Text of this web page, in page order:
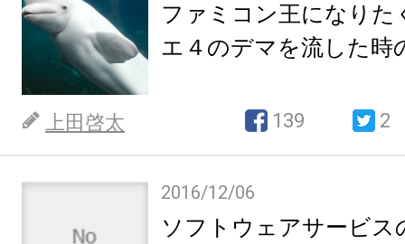
ファミコン王になりた
エ４のデマを流した時
上田啓太 139 2
2016/12/06
ソフトウェアサービス